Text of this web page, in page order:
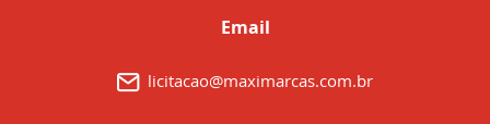
Email
licitacao@maximarcas.com.br